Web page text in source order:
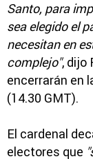
Santo, para
sea elegido el
necesitan en
complejo", dijo
encerrarán en
(14.30 GMT).
El cardenal
electores que